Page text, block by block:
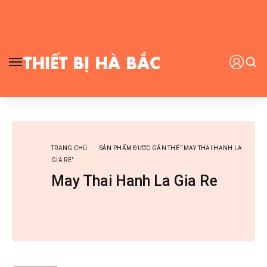
TRANG CHỦ
SẢN PHẨM ĐƯỢC GẮN THẺ “MAY THAI HANH LA
GIA RE”
May Thai Hanh La Gia Re